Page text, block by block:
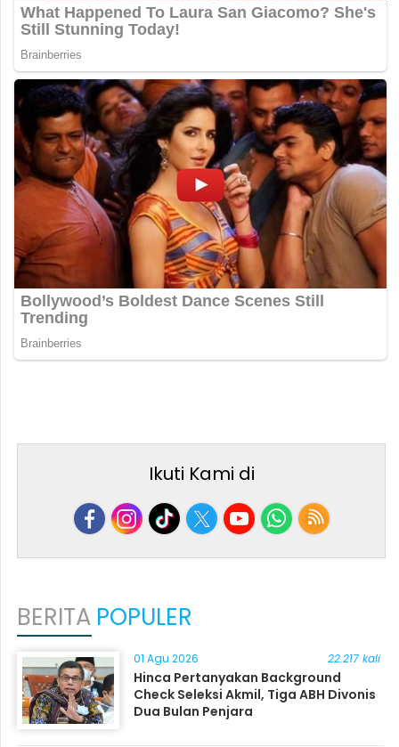
Ikuti Kami di
BERITA POPULER
01 Agu 2026 22.217 kali
Hinca Pertanyakan Background
Check Seleksi Akmil, Tiga ABH Divonis
Dua Bulan Penjara